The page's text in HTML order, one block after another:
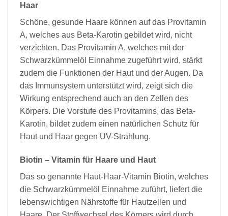
Haar
Schöne, gesunde Haare können auf das Provitamin
A, welches aus Beta-Karotin gebildet wird, nicht
verzichten. Das Provitamin A, welches mit der
Schwarzkümmelöl Einnahme zugeführt wird, stärkt
zudem die Funktionen der Haut und der Augen. Da
das Immunsystem unterstützt wird, zeigt sich die
Wirkung entsprechend auch an den Zellen des
Körpers. Die Vorstufe des Provitamins, das Beta-
Karotin, bildet zudem einen natürlichen Schutz für
Haut und Haar gegen UV-Strahlung.
Biotin – Vitamin für Haare und Haut
Das so genannte Haut-Haar-Vitamin Biotin, welches
die Schwarzkümmelöl Einnahme zuführt, liefert die
lebenswichtigen Nährstoffe für Hautzellen und